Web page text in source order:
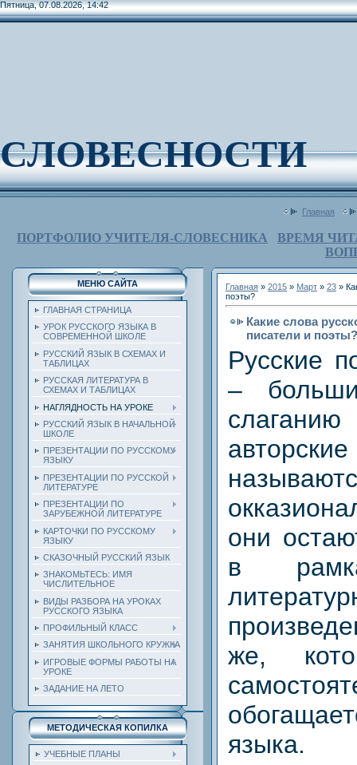
Пятница, 07.08.2026, 14:42
СЛОВЕСНОСТИ
Главная
ПОРТФОЛИО УЧИТЕЛЯ-СЛОВЕСНИКА
ВРЕМЯ
МЕНЮ САЙТА
ГЛАВНАЯ СТРАНИЦА
УРОК РУССКОГО ЯЗЫКА В
СОВРЕМЕННОЙ ШКОЛЕ
РУССКИЙ ЯЗЫК В СХЕМАХ И
ТАБЛИЦАХ
РУССКАЯ ЛИТЕРАТУРА В
СХЕМАХ И ТАБЛИЦАХ
НАГЛЯДНОСТЬ НА УРОКЕ
РУССКИЙ ЯЗЫК В НАЧАЛЬНОЙ
ШКОЛЕ
ПРЕЗЕНТАЦИИ ПО РУССКОМУ
ЯЗЫКУ
ПРЕЗЕНТАЦИИ ПО РУССКОЙ
ЛИТЕРАТУРЕ
ПРЕЗЕНТАЦИИ ПО
ЗАРУБЕЖНОЙ ЛИТЕРАТУРЕ
КАРТОЧКИ ПО РУССКОМУ
ЯЗЫКУ
СКАЗОЧНЫЙ РУССКИЙ ЯЗЫК
ЗНАКОМЬТЕСЬ: ИМЯ
ЧИСЛИТЕЛЬНОЕ
ВИДЫ РАЗБОРА НА УРОКАХ
РУССКОГО ЯЗЫКА
ПРОФИЛЬНЫЙ КЛАСС
ЗАНЯТИЯ ШКОЛЬНОГО КРУЖКА
ИГРОВЫЕ ФОРМЫ РАБОТЫ НА
УРОКЕ
ЗАДАНИЕ НА ЛЕТО
МЕТОДИЧЕСКАЯ КОПИЛКА
УЧЕБНЫЕ ПЛАНЫ
Главная » 2015 » Март » 23 »
поэты?
Какие слова
писатели и поэты?
Русские
–
они
в
же,
языка.